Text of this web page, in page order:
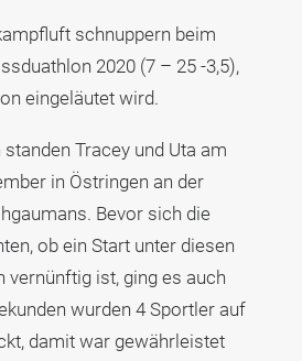
schnuppern beim
2020 (7 – 25 -3,5),
eingeläutet wird.
standen Tracey und Uta am
in Östringen an der
Bevor sich die
ob ein Start unter diesen
vernünftig ist, ging es auch
wurden 4 Sportler auf
damit war gewährleistet